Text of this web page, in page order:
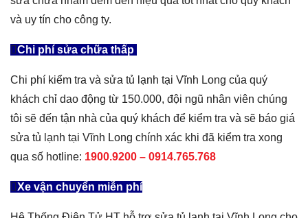
và uy tín cho công ty.
Chi phí sửa chữa thấp
Chi phí kiểm tra và sửa tủ lạnh tại Vĩnh Long của quý
khách chỉ dao động từ 150.000, đội ngũ nhân viên chúng
tôi sẽ đến tận nhà của quý khách để kiểm tra và sẽ báo giá
sửa tủ lạnh tại Vĩnh Long chính xác khi đã kiểm tra xong
qua số hotline: 1900.9200 – 0914.765.768
Xe vận chuyển miễn phí